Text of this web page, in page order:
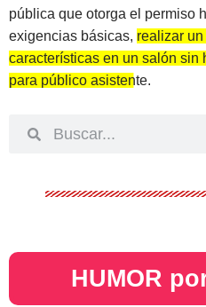
pública que otorga el permiso
exigencias básicas, realizar
características en un salón sin
para público asistente.
HUMOR